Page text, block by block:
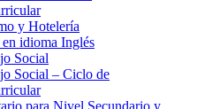
y Hotelería
idioma Inglés
Social
Social – Ciclo de